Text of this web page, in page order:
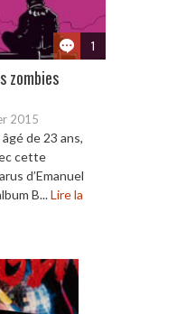
1
zombies
2015
de 23 ans,
cette
d’Emanuel
B...Lire la